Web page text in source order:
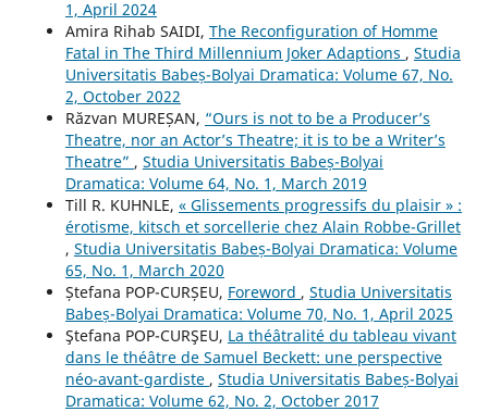
1, April 2024
Amira Rihab SAIDI, The Reconfiguration of Homme
Fatal in The Third Millennium Joker Adaptions , Studia
Universitatis Babeș-Bolyai Dramatica: Volume 67, No.
2, October 2022
Răzvan MUREȘAN, “Ours is not to be a Producer’s
Theatre, nor an Actor’s Theatre; it is to be a Writer’s
Theatre” , Studia Universitatis Babeș-Bolyai
Dramatica: Volume 64, No. 1, March 2019
Till R. KUHNLE, « Glissements progressifs du plaisir » :
érotisme, kitsch et sorcellerie chez Alain Robbe-Grillet
, Studia Universitatis Babeș-Bolyai Dramatica: Volume
65, No. 1, March 2020
Ștefana POP-CURȘEU, Foreword , Studia Universitatis
Babeș-Bolyai Dramatica: Volume 70, No. 1, April 2025
Ştefana POP-CURŞEU, La théâtralité du tableau vivant
dans le théâtre de Samuel Beckett: une perspective
néo-avant-gardiste , Studia Universitatis Babeș-Bolyai
Dramatica: Volume 62, No. 2, October 2017